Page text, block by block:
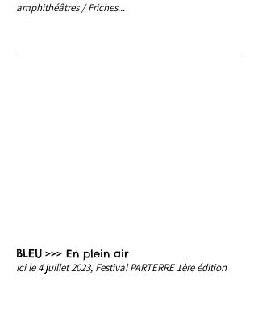
amphithéâtres / Friches...
BLEU >>> En plein air
Ici le 4 juillet 2023, Festival PARTERRE 1ère édition